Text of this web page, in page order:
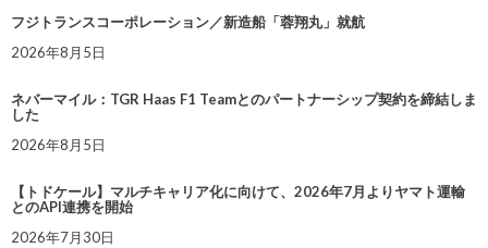
フジトランスコーポレーション／新造船「蓉翔丸」就航
2026年8月5日
ネバーマイル：TGR Haas F1 Teamとのパートナーシップ契約を締結しま
した
2026年8月5日
【トドケール】マルチキャリア化に向けて、2026年7月よりヤマト運輸
とのAPI連携を開始
2026年7月30日